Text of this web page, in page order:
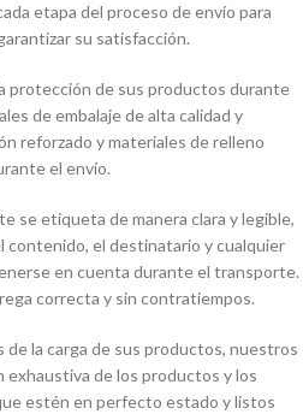
etapa del proceso de envío para
su satisfacción.
protección de sus productos durante
de embalaje de alta calidad y
reforzado y materiales de relleno
el envío.
se etiqueta de manera clara y legible,
contenido, el destinatario y cualquier
en cuenta durante el transporte.
correcta y sin contratiempos.
de la carga de sus productos, nuestros
exhaustiva de los productos y los
estén en perfecto estado y listos